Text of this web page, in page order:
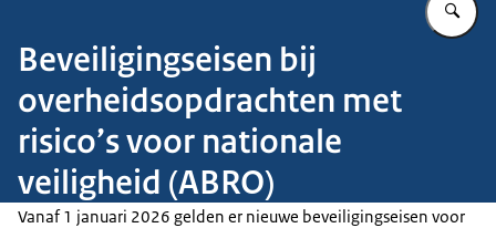
Beveiligingseisen bij
overheidsopdrachten met
risico’s voor nationale
veiligheid (ABRO)
Vanaf 1 januari 2026 gelden er nieuwe beveiligingseisen voor